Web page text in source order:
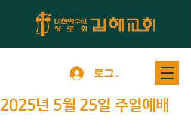
로그인
2025년 5월 25일 주일예배